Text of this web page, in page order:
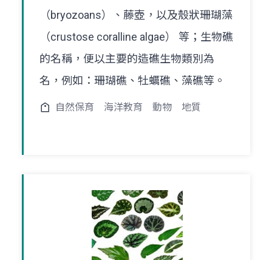
（bryozoans）、藤壺，以及殼狀珊瑚藻
（crustose coralline algae） 等；生物礁
的名稱，便以主要的造礁生物類別為
名，例如：珊瑚礁、牡蠣礁、藻礁等。
自然保育 海洋教育 動物 地質